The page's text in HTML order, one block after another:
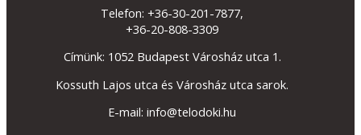
Telefon: +36-30-201-7877,
+36-20-808-3309
Címünk: 1052 Budapest Városház utca 1.
Kossuth Lajos utca és Városház utca sarok.
E-mail: info@telodoki.hu